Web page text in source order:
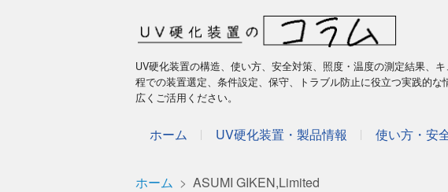
UV硬化装置の構造、使い方、安全対策、照度・温度の測定結果、
程での装置選定、条件設定、保守、トラブル防止に役立つ実践的
広くご活用ください。
ホーム UV硬化装置・製品情報 使い方・安
ホーム ASUMI GIKEN,Limited